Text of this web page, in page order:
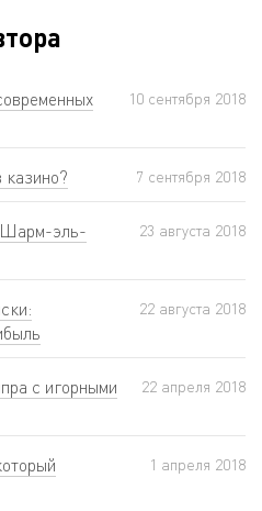
10 сентября 2018
казино? 7 сентября 2018
Шарм-эль-
23 августа 2018
22 августа 2018
с игорными
22 апреля 2018
1 апреля 2018